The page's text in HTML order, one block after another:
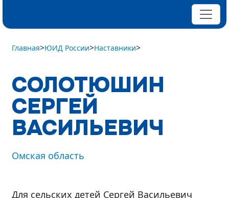
Главная>ЮИД России>Наставники>
СОЛОТЮШИН
СЕРГЕЙ
ВАСИЛЬЕВИЧ
Омская область
Для сельских детей Сергей Васильевич